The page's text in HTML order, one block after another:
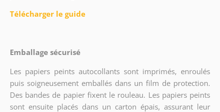
Télécharger le guide
Emballage sécurisé
Les papiers peints autocollants sont imprimés, enroulés
puis soigneusement emballés dans un film de protection.
Des bandes de papier fixent le rouleau. Les papiers peints
sont ensuite placés dans un carton épais, assurant leur